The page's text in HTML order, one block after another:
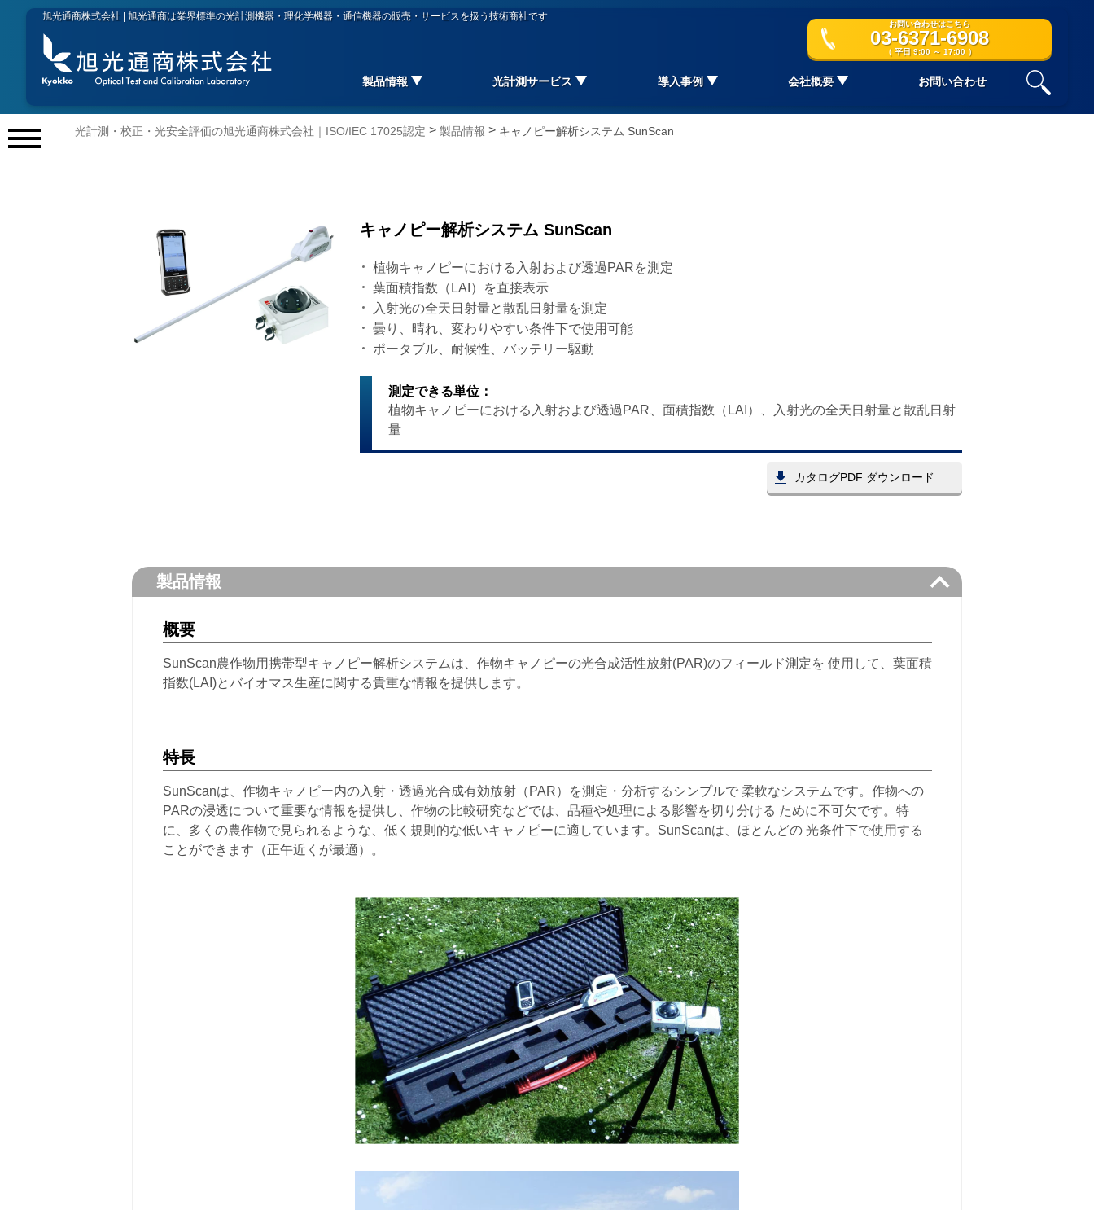
旭光通商株式会社 | 旭光通商は業界標準の光計測機器・理化学機器・通信機器の販売・サービスを扱う技術商社です
お問い合わせはこちら
03-6371-6908
（ 平日 9:00 ～ 17:00 ）
製品情報 光計測サービス 導入事例 会社概要 お問い合わせ
メ
光計測・校正・光安全評価の旭光通商株式会社｜ISO/IEC 17025認定 > 製品情報 > キャノピー解析システム SunScan
キャノピー解析システム SunScan
植物キャノピーにおける入射および透過PARを測定
葉面積指数（LAI）を直接表示
入射光の全天日射量と散乱日射量を測定
曇り、晴れ、変わりやすい条件下で使用可能
ポータブル、耐候性、バッテリー駆動
測定できる単位：
植物キャノピーにおける入射および透過PAR、面積指数（LAI）、入射光の全天日射量と散乱日射
量
カタログPDF ダウンロード
製品情報
概要
SunScan農作物用携帯型キャノピー解析システムは、作物キャノピーの光合成活性放射(PAR)のフィールド測定を 使用して、葉面積
指数(LAI)とバイオマス生産に関する貴重な情報を提供します。
特長
SunScanは、作物キャノピー内の入射・透過光合成有効放射（PAR）を測定・分析するシンプルで 柔軟なシステムです。作物への
PARの浸透について重要な情報を提供し、作物の比較研究などでは、品種や処理による影響を切り分ける ために不可欠です。特
に、多くの農作物で見られるような、低く規則的な低いキャノピーに適しています。SunScanは、ほとんどの 光条件下で使用する
ことができます（正午近くが最適）。